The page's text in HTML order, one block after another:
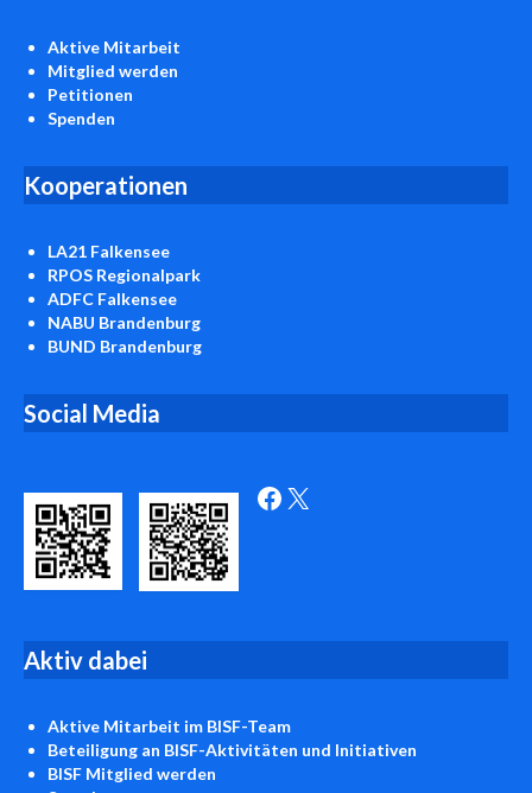
Aktive Mitarbeit
Mitglied werden
Petitionen
Spenden
Kooperationen
LA21 Falkensee
RPOS Regionalpark
ADFC Falkensee
NABU Brandenburg
BUND Brandenburg
Social Media
Facebook X
Aktiv dabei
Aktive Mitarbeit im BISF-Team
Beteiligung an BISF-Aktivitäten und Initiativen
BISF Mitglied werden